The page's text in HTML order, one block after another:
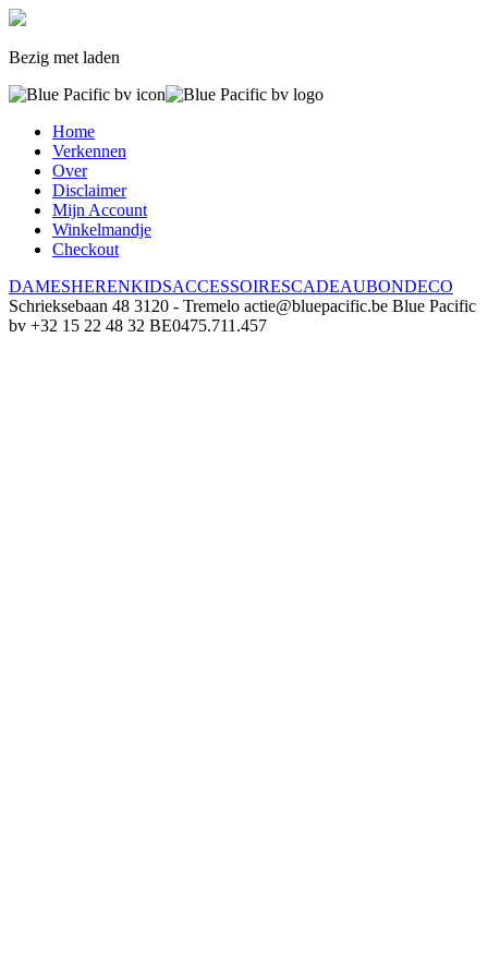
Bezig met laden
Home
Verkennen
Over
Disclaimer
Mijn Account
Winkelmandje
Checkout
DAMESHERENKIDSACCESSOIRESCADEAUBONDECO
Schrieksebaan 48 3120 - Tremelo actie@bluepacific.be Blue Pacific
bv +32 15 22 48 32 BE0475.711.457